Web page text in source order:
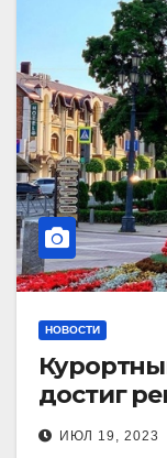
НОВОСТИ
достиг
ИЮЛ 19, 2023